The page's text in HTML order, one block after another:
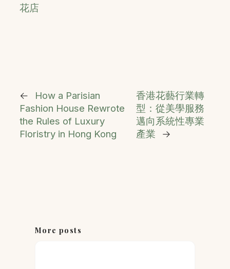
花店
←
How a Parisian
Fashion House Rewrote
the Rules of Luxury
Floristry in Hong Kong
香港花藝行業轉
型：從美學服務
邁向系統性專業
產業
→
More posts